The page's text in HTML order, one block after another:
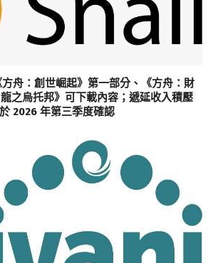
舟：創世崛起》第一部分、《方舟：財
之烏托邦》可下載內容；遞延收入積壓
2026 年第三季度確認